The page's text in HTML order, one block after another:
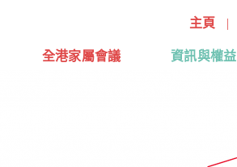
主頁 |
全港家屬會議 資訊與權益